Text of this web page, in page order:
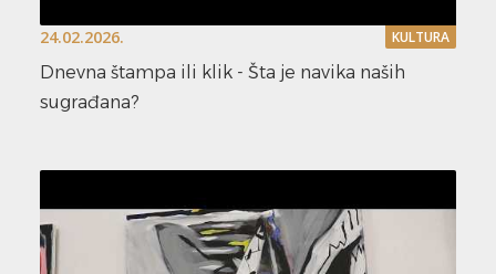
24.02.2026. KULTURA
Dnevna štampa ili klik - Šta je navika naših
sugrađana?